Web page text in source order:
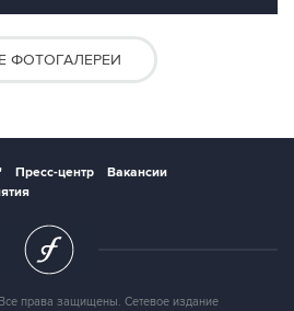
ФОТОГАЛЕРЕИ
Пресс-центр
Вакансии
права защищены. Сетевое издание